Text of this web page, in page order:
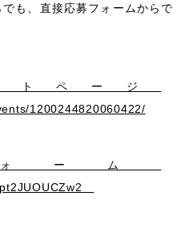
も、直接応募フォームからで
ントページ
1200244820060422/
ーム